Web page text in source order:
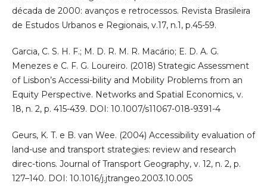
década de 2000: avanços e retrocessos. Revista Brasileira
de Estudos Urbanos e Regionais, v.17, n.1, p.45-59.
Garcia, C. S. H. F.; M. D. R. M. R. Macário; E. D. A. G.
Menezes e C. F. G. Loureiro. (2018) Strategic Assessment
of Lisbon’s Accessi-bility and Mobility Problems from an
Equity Perspective. Networks and Spatial Economics, v.
18, n. 2, p. 415-439. DOI: 10.1007/s11067-018-9391-4
Geurs, K. T. e B. van Wee. (2004) Accessibility evaluation of
land-use and transport strategies: review and research
direc-tions. Journal of Transport Geography, v. 12, n. 2, p.
127–140. DOI: 10.1016/j.jtrangeo.2003.10.005